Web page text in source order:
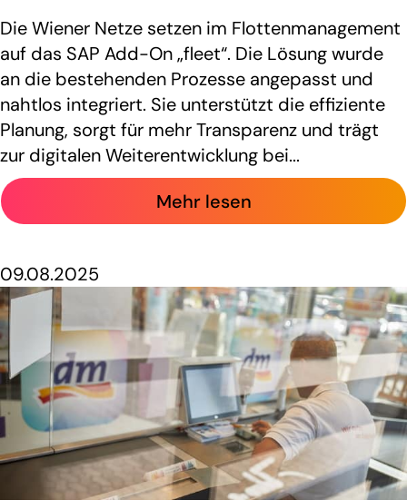
Die Wiener Netze setzen im Flottenmanagement
auf das SAP Add-On „fleet“. Die Lösung wurde
an die bestehenden Prozesse angepasst und
nahtlos integriert. Sie unterstützt die effiziente
Planung, sorgt für mehr Transparenz und trägt
zur digitalen Weiterentwicklung bei...
Mehr lesen
09.08.2025